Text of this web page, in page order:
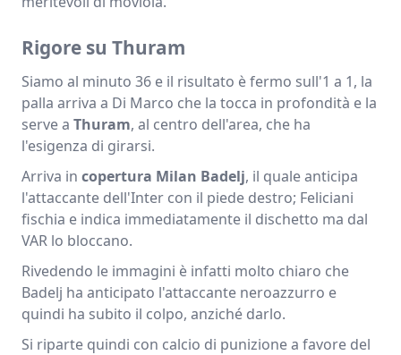
Rigore su Thuram
Siamo al minuto 36 e il risultato è fermo sull'1 a 1, la
palla arriva a Di Marco che la tocca in profondità e la
serve a Thuram, al centro dell'area, che ha
l'esigenza di girarsi.
Arriva in copertura Milan Badelj, il quale anticipa
l'attaccante dell'Inter con il piede destro; Feliciani
fischia e indica immediatamente il dischetto ma dal
VAR lo bloccano.
Rivedendo le immagini è infatti molto chiaro che
Badelj ha anticipato l'attaccante neroazzurro e
quindi ha subito il colpo, anziché darlo.
Si riparte quindi con calcio di punizione a favore del